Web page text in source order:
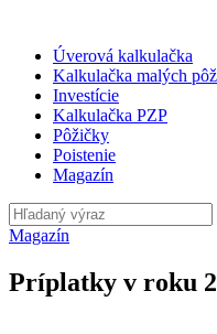
Úverová kalkulačka
Kalkulačka malých
Investície
Kalkulačka PZP
Pôžičky
Poistenie
Magazín
Magazín
Príplatky v roku